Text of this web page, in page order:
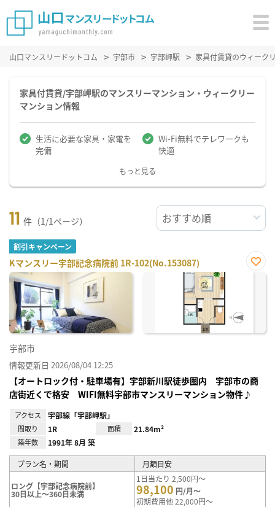
山口マンスリードットコム 宇部市 宇部岬駅 家具付賃貸のウィーク
家具付賃貸/宇部岬駅のマンスリーマンション・ウィークリー
マンション情報
生活に必要な家具・家電を
完備
Wi-Fi無料でテレワークも
快適
もっと見る
11 件（1/1ページ）
割引キャンペーン
Kマンスリー宇部記念病院前 1R-102(No.153087)
お気
宇部市
情報更新日 2026/08/04 12:25
【オートロック付・駐車場有】宇部新川駅徒歩圏内 宇部市の商
店街近くで格安 WIFI無料宇部市マンスリーマンション物件♪
アクセス 宇部線「宇部岬駅」
間取り 1R 面積 21.84m²
築年数 1991年 8月 築
プラン名・期間 月額目安
ロング【宇部記念病院前】
30日以上～360日未満
1日当たり 2,500円～
98,100 円/月～
初期費用他 22,000円～